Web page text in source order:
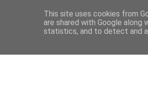
This site uses cookies from
are shared with Google
statistics, and to detect and